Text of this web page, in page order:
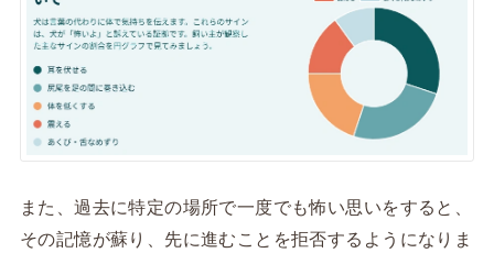
また、過去に特定の場所で一度でも怖い思いをすると、
その記憶が蘇り、先に進むことを拒否するようになりま